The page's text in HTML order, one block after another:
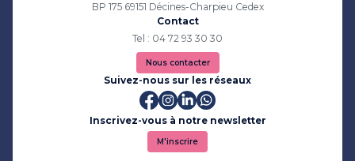
BP 175 69151 Décines-Charpieu Cedex
Contact
Tel : 04 72 93 30 30
Nous contacter
Suivez-nous sur les réseaux
Inscrivez-vous à notre newsletter
M'inscrire